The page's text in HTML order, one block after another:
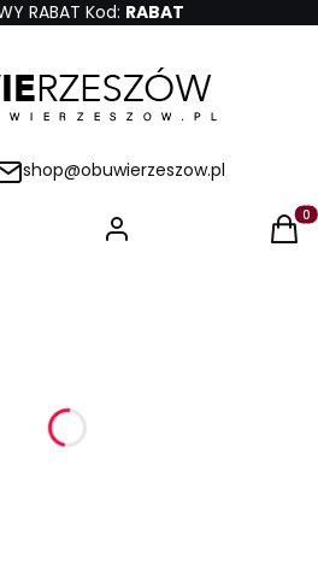
RABAT Kod: RABAT
shop@obuwierzeszow.pl